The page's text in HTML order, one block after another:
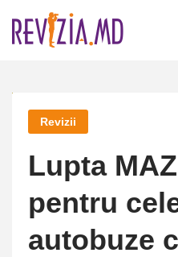
Revizii
Lupta
pentru
autobuze